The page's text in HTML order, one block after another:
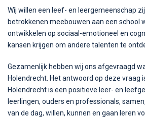
Wij willen een leef- en leergemeenschap
betrokkenen meebouwen aan een school
ontwikkelen op sociaal-emotioneel en
kansen krijgen om andere talenten te
Gezamenlijk hebben wij ons afgevraagd
Holendrecht. Het antwoord op deze vraag
Holendrecht is een positieve leer- en
leerlingen, ouders en professionals,
van de dag, willen, kunnen en gaan leren